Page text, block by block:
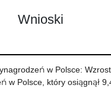
Wnioski
w Polsce:
w Polsce, który osiągnął